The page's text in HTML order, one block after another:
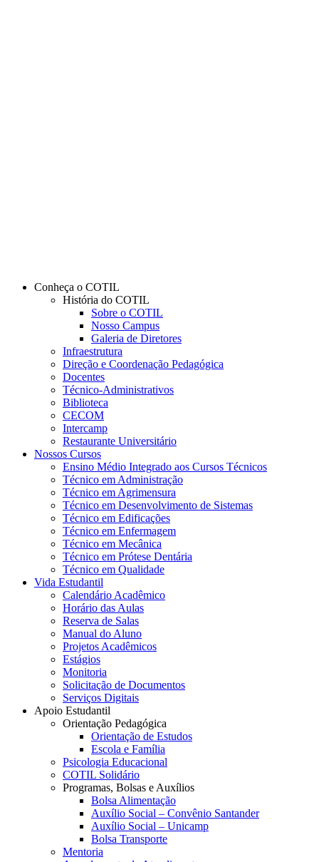
Conheça o COTIL
História do COTIL
Sobre o COTIL
Nosso Campus
Galeria de Diretores
Infraestrutura
Direção e Coordenação Pedagógica
Docentes
Técnico-Administrativos
Biblioteca
CECOM
Intercamp
Restaurante Universitário
Nossos Cursos
Ensino Médio Integrado aos Cursos Técnicos
Técnico em Administração
Técnico em Agrimensura
Técnico em Desenvolvimento de Sistemas
Técnico em Edificações
Técnico em Enfermagem
Técnico em Mecânica
Técnico em Prótese Dentária
Técnico em Qualidade
Vida Estudantil
Calendário Acadêmico
Horário das Aulas
Reserva de Salas
Manual do Aluno
Projetos Acadêmicos
Estágios
Monitoria
Solicitação de Documentos
Serviços Digitais
Apoio Estudantil
Orientação Pedagógica
Orientação de Estudos
Escola e Família
Psicologia Educacional
COTIL Solidário
Programas, Bolsas e Auxílios
Bolsa Alimentação
Auxílio Social – Convênio Santander
Auxílio Social – Unicamp
Bolsa Transporte
Mentoria